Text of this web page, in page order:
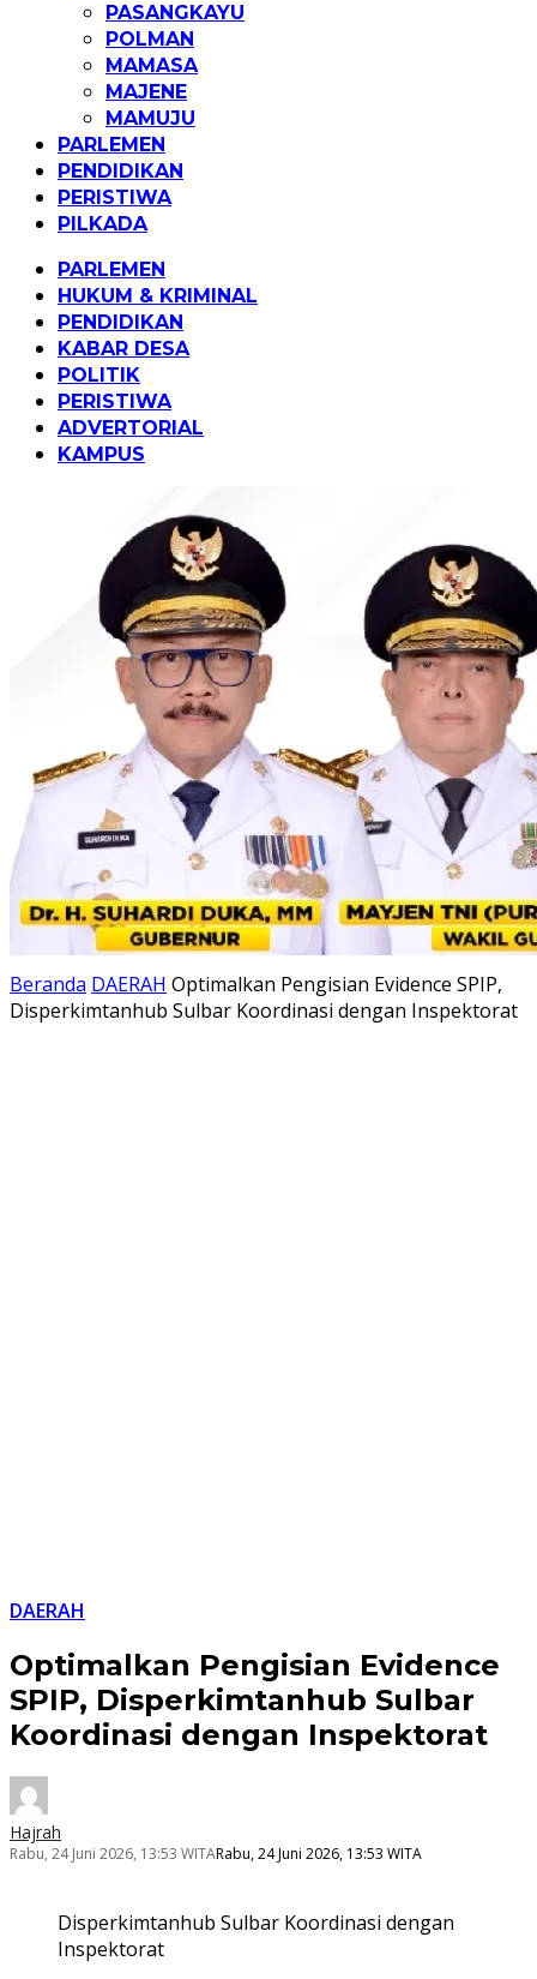
PASANGKAYU
POLMAN
MAMASA
MAJENE
MAMUJU
PARLEMEN
PENDIDIKAN
PERISTIWA
PILKADA
PARLEMEN
HUKUM & KRIMINAL
PENDIDIKAN
KABAR DESA
POLITIK
PERISTIWA
ADVERTORIAL
KAMPUS
Beranda DAERAH Optimalkan Pengisian Evidence SPIP,
Disperkimtanhub Sulbar Koordinasi dengan Inspektorat
DAERAH
Optimalkan Pengisian Evidence
SPIP, Disperkimtanhub Sulbar
Koordinasi dengan Inspektorat
Hajrah
Rabu, 24 Juni 2026, 13:53 WITARabu, 24 Juni 2026, 13:53 WITA
Disperkimtanhub Sulbar Koordinasi dengan
Inspektorat